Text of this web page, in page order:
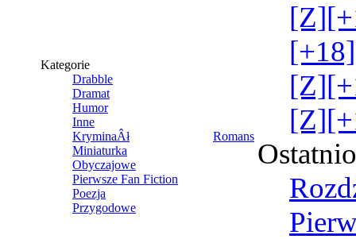
Kategorie
Drabble
Dramat
Humor
Inne
KryminaÂł
Miniaturka
Obyczajowe
Pierwsze Fan Fiction
Poezja
Przygodowe
Romans